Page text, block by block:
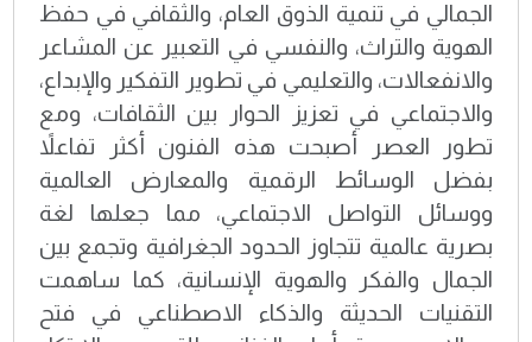
الجمالي في تنمية الذوق العام، والثقافي في حفظ
الهوية والتراث، والنفسي في التعبير عن المشاعر
والانفعالات، والتعليمي في تطوير التفكير والإبداع،
والاجتماعي في تعزيز الحوار بين الثقافات، ومع
تطور العصر أصبحت هذه الفنون أكثر تفاعلاً
بفضل الوسائط الرقمية والمعارض العالمية
ووسائل التواصل الاجتماعي، مما جعلها لغة
بصرية عالمية تتجاوز الحدود الجغرافية وتجمع بين
الجمال والفكر والهوية الإنسانية، كما ساهمت
التقنيات الحديثة والذكاء الاصطناعي في فتح